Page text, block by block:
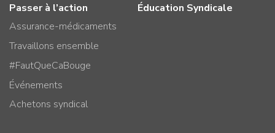
Passer à l’action
Assurance-médicaments
Travaillons ensemble
#FautQueCaBouge
Événements
Achetons syndical
Éducation Syndicale